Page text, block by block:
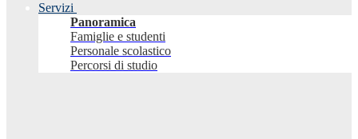
Servizi
Panoramica
Famiglie e studenti
Personale scolastico
Percorsi di studio